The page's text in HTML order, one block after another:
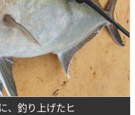
、釣り上げたヒ